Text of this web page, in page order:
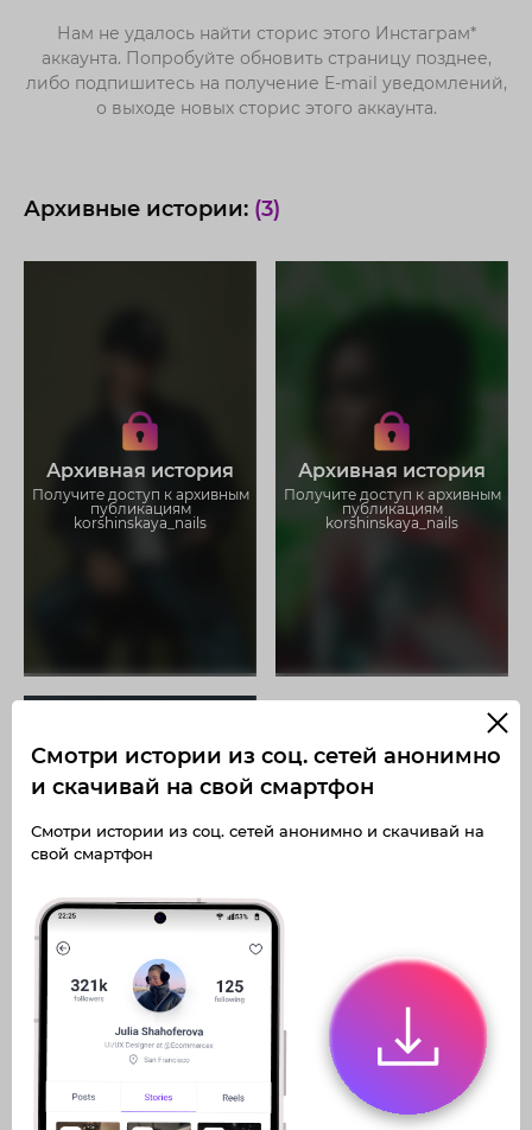
Нам не удалось найти сторис этого Инстаграм*
аккаунта. Попробуйте обновить страницу позднее,
либо подпишитесь на получение E-mail уведомлений,
о выходе новых сторис этого аккаунта.
Архивные истории: (3)
Архивная история
Получите доступ к архивным
публикациям
korshinskaya_nails
Получите доступ к архивным
историям korshinskaya_nails
Не отвлекайтесь на рекламу
Загружайте истории без
ограничений
Архивная история
Получите доступ к архивным
публикациям
korshinskaya_nails
Получите доступ к архивным
историям korshinskaya_nails
Не отвлекайтесь на рекламу
Загружайте истории без
ограничений
Архивная история
Получите доступ к архивным
korshinskaya_nails
Получите доступ к архивным
историям korshinskaya_nails
Загружайте истории без
ограничений
Смотри истории из соц. сетей анонимно
и скачивай на свой смартфон
Смотри истории из соц. сетей анонимно и скачивай на
свой смартфон